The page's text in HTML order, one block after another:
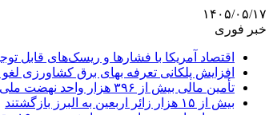
۱۴۰۵/۰۵/۱۷
خبر فوری
اقتصاد آمریکا با فشارها و ریسک‌های قابل
افزایش پلکانی تعرفه بهای برق کشاورزی
تأمین مالی بیش از ۳۹۶ هزار واحد نهضت ملی توسط بانک مسکن
بیش از ۱۵ هزار زائر اربعین به البرز بازگشتند